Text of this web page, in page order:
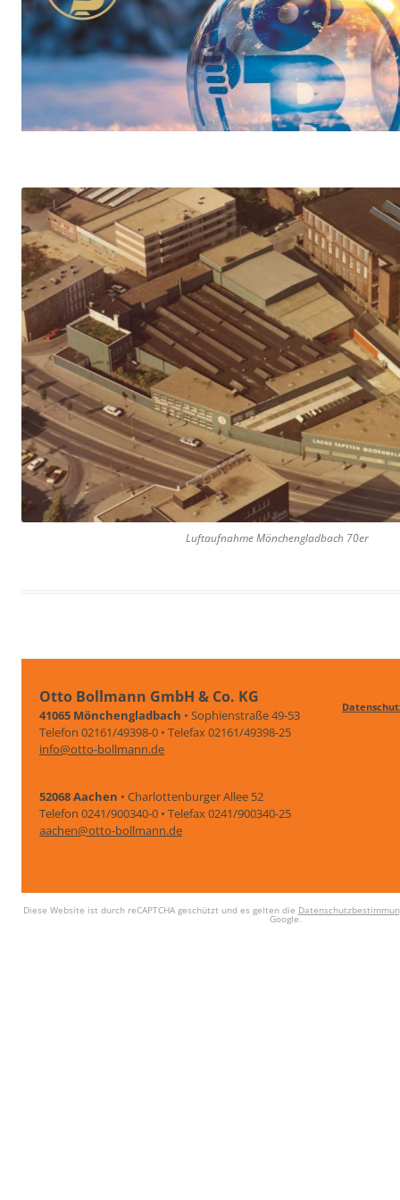
Luftaufnahme Mönchengladbach 70er
Otto Bollmann GmbH & Co. KG
41065 Mönchengladbach • Sophienstraße 49-53
Telefon 02161/49398-0 • Telefax 02161/49398-25
info@otto-bollmann.de
52068 Aachen • Charlottenburger Allee 52
Telefon 0241/900340-0 • Telefax 0241/900340-25
aachen@otto-bollmann.de
Diese Website ist durch reCAPTCHA geschützt und es gelten die
Google.